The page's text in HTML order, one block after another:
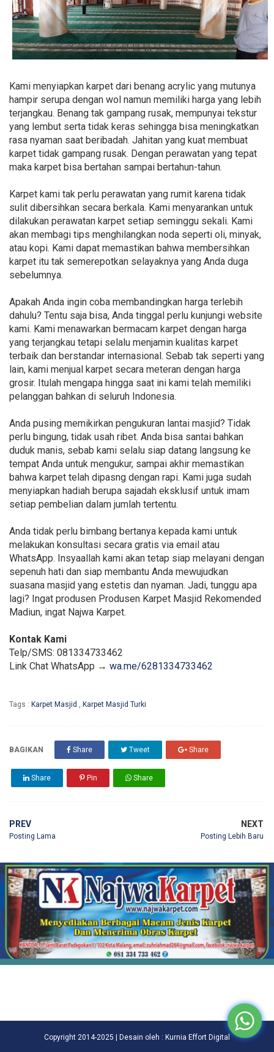
Kami menyiapkan karpet dari benang acrylic yang mutunya
hampir serupa dengan wol namun memiliki harga yang lebih
terjangkau. Benang tak gampang rusak, mempunyai tekstur
yang lembut serta tidak keras sehingga bisa meningkatkan
rasa nyaman saat beribadah. Jahitan yang kuat membuat
karpet tidak gampang rusak. Dengan perawatan yang tepat
maka karpet bisa bertahan sampai bertahun-tahun.
Karpet kami tak perlu perawatan yang rumit karena tidak
sulit dibersihkan secara berkala. Kami menyarankan untuk
dilakukan perawatan karpet setiap seminggu sekali. Kami
akan membagi tips menghilangkan noda seperti oli, minyak,
atau kopi. Kami dapat memastikan bahwa membersihkan
karpet itu tak semerepotkan selayaknya yang Anda duga
sebelumnya.
Apakah Anda ingin coba membandingkan harga terlebih
dahulu? Tentu saja bisa, Anda tinggal perlu kunjungi website
kami. Kami menawarkan bermacam karpet dengan harga
yang terjangkau tetapi selalu menjamin kualitas karpet
terbaik dan berstandar internasional. Sebab tak seperti yang
lain, kami menjual karpet secara meteran dengan harga
grosir. Itulah mengapa hingga saat ini kami telah memiliki
pelanggan bahkan di seluruh Indonesia.
Anda pusing memikirkan pengukuran lantai masjid? Tidak
perlu bingung, tidak usah ribet. Anda bisa santai bahkan
duduk manis, sebab kami selalu siap datang langsung ke
tempat Anda untuk mengukur, sampai akhir memastikan
bahwa karpet telah dipasng dengan rapi. Kami juga sudah
menyiapkan hadiah berupa sajadah eksklusif untuk imam
setiap pembelian dalam jumlah tertentu.
Anda tidak perlu bimbang bertanya kepada kami untuk
melakukan konsultasi secara gratis via email atau
WhatsApp. Insyaallah kami akan tetap siap melayani dengan
sepenuh hati dan siap membantu Anda mewujudkan
suasana masjid yang estetis dan nyaman. Jadi, tunggu apa
lagi? Ingat produsen Produsen Karpet Masjid Rekomended
Madiun, ingat Najwa Karpet.
Kontak Kami
Telp/SMS: 081334733462
Link Chat WhatsApp → wa.me/6281334733462
Tags : Karpet Masjid Karpet Masjid Turki
BAGIKAN Share Tweet Share
Share Pin Share
PREV
Posting Lama
NEXT
Posting Lebih Baru
Copyright 2014-2025 | Desain oleh : Kurnia Effort Digital